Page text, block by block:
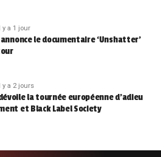
y a 1 jour
le documentaire ‘Unshatter’
y a 2 jours
la tournée européenne d’adieu
et Black Label Society